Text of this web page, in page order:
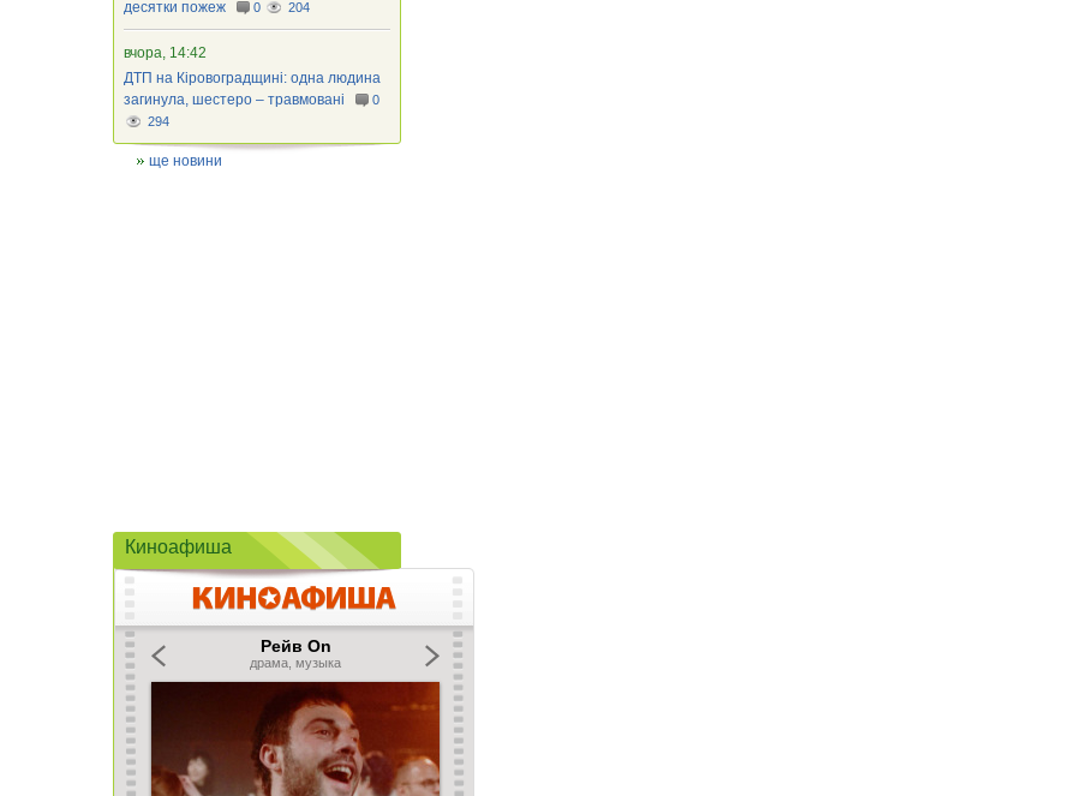
десятки пожеж
0 204
вчора, 14:42
ДТП на Кіровоградщині: одна людина
загинула, шестеро – травмовані
0
294
ще новини
Киноафиша